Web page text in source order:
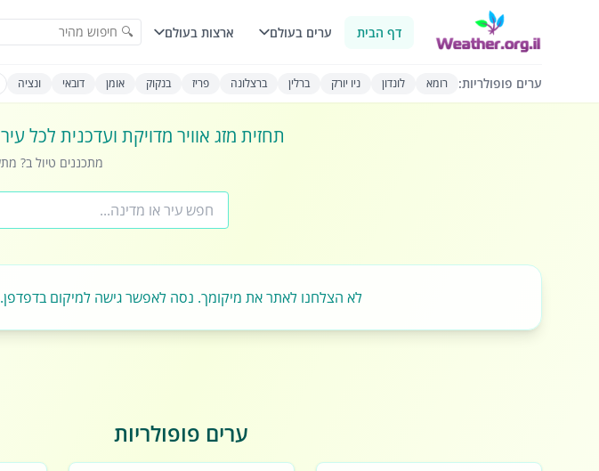
דף הבית ערים בעולם ארצות בעולם 🔍 חיפוש מהיר
ערים פופולריות: רומא לונדון ניו יורק ברלין ברצלונה פריז בנקוק אומן דובאי ונציה
תחזית מזג אוויר מדויקת ועדכנית לכל
מתכננים טיול ב?
לא הצלחנו לאתר את מיקומך. נסה לאפשר גישה למיקום בדפדפן.
ערים פופולריות